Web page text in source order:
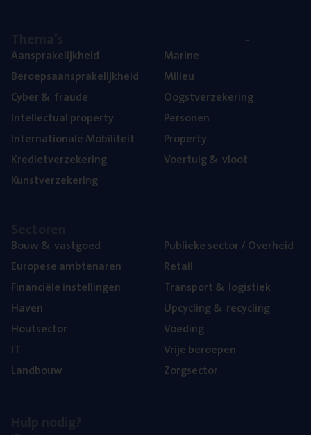
Aan­spra­ke­lijk­heid
Beroeps­aan­spra­ke­lijk­heid
Cyber& fraude
Intel­lec­tu­al property
Inter­na­ti­o­na­le Mobiliteit
Kre­diet­ver­ze­ke­ring
Kunst­ver­ze­ke­ring
Mari­ne
Mili­eu
Oogst­ver­ze­ke­ring
Per­so­nen
Pro­per­ty
Voer­tuig& vloot
Bouw& vastgoed
Euro­pe­se ambtenaren
Finan­ci­ë­le instellingen
Haven
Hout­sec­tor
IT
Land­bouw
Publie­ke sec­tor / Overheid
Retail
Trans­port& logistiek
Upcy­cling& recycling
Voe­ding
Vrije beroe­pen
Zorg­sec­tor